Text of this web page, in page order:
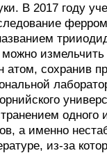
В 2017 году
можно
атом, сохранив
одного
а именно
из-за